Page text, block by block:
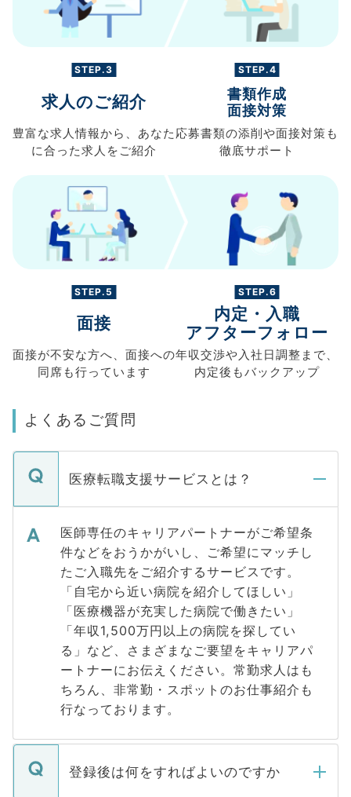
STEP.3
求人のご紹介
豊富な求人情報から、 あなた
に合った求人を ご紹介
STEP.4
書類作成
面接対策
応募書類の添削や面接対策も
徹底サポート
STEP.5
面接
面接が不安な方へ、 面接への
同席も行っています
STEP.6
内定・入職
アフターフォロー
年収交渉や入社日調整まで、
内定後もバックアップ
よくあるご質問
医療転職支援サービスとは？
医師専任のキャリアパートナーがご希望条
件などをおうかがいし、ご希望にマッチし
たご入職先をご紹介するサービスです。
「自宅から近い病院を紹介してほしい」
「医療機器が充実した病院で働きたい」
「年収1,500万円以上の病院を探してい
る」など、さまざまなご要望をキャリアパ
ートナーにお伝えください。常勤求人はも
ちろん、非常勤・スポットのお仕事紹介も
行なっております。
登録後は何をすればよいのですか